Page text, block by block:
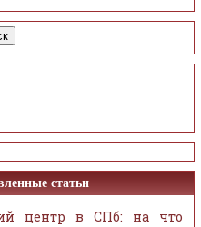
статьи
центр в СПб: на что